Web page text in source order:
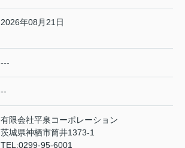
2026年08月21日
---
--
有限会社平泉コーポレーション
茨城県神栖市筒井1373-1
TEL:0299-95-6001